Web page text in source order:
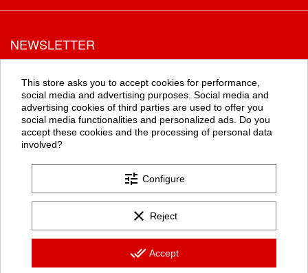
NEWSLETTER
la newsletter
OK
Les formulaires de ce site sont protégés par google Recaptcha (
politique de confidentialitéetconditions d'utilisation).
+12.500 AVIS CLIENTS
This store asks you to accept cookies for performance,
social media and advertising purposes. Social media and
advertising cookies of third parties are used to offer you
social media functionalities and personalized ads. Do you
accept these cookies and the processing of personal data
involved?
tune Configure
clear Reject
done_all Accept